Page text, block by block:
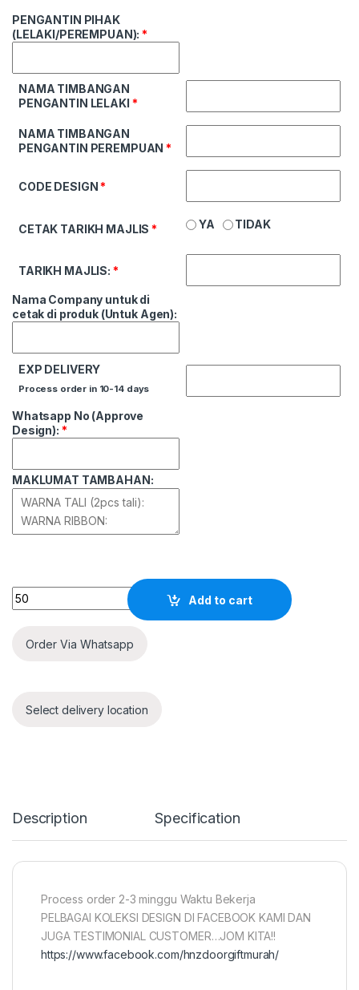
PENGANTIN PIHAK
(LELAKI/PEREMPUAN):*
NAMA TIMBANGAN
PENGANTIN LELAKI *
NAMA TIMBANGAN
PENGANTIN PEREMPUAN*
CODE DESIGN*
CETAK TARIKH MAJLIS* YA TIDAK
TARIKH MAJLIS: *
Nama Company untuk di
cetak di produk (Untuk Agen):
EXP DELIVERY
Process order in 10-14 days
Whatsapp No (Approve
Design): *
MAKLUMAT TAMBAHAN:
Quantity
Add to cart
Order Via Whatsapp
Select delivery location
Description Specification
Process order 2-3 minggu Waktu Bekerja
PELBAGAI KOLEKSI DESIGN DI FACEBOOK KAMI DAN
JUGA TESTIMONIAL CUSTOMER…JOM KITA!!
https://www.facebook.com/hnzdoorgiftmurah/